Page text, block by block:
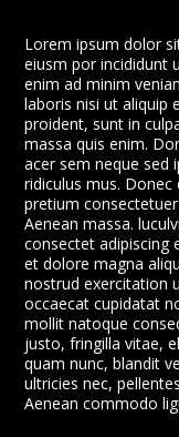
Lorem ipsum dolor
eiusm por incididunt
enim ad minim
laboris nisi ut aliquip
proident, sunt in
massa quis enim.
acer sem neque sed
ridiculus mus.
pretium
Aenean massa.
consectet adipiscing
et dolore magna
nostrud exercitation
occaecat cupidatat
mollit natoque
justo, fringilla vitae,
quam nunc, blandit
ultricies nec,
Aenean commodo